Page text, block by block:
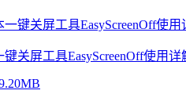
关屏工具EasyScreenOff使用详